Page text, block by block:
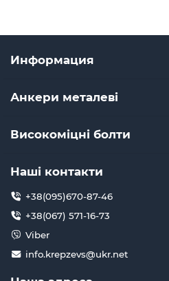
Информация
Анкери металеві
Високоміцні болти
Наші контакти
+38(095)670-87-46
+38(067) 571-16-73
Viber
info.krepzevs@ukr.net